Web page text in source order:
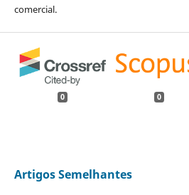
comercial.
0 0
Artigos Semelhantes